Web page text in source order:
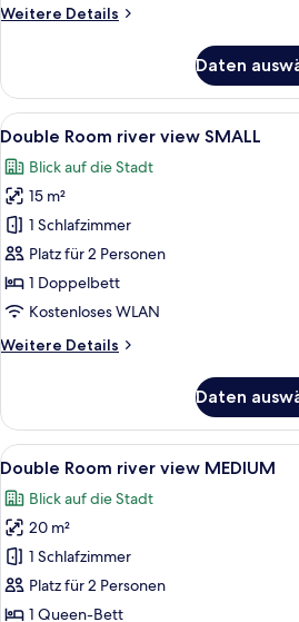
Weitere Details
Weitere
Room
Daten
Alle
Fotos
für
Double
Room
river
view
SMALL
Ein
5
Double Room river view SMALL
Blick auf die Stadt
15 m²
1 Schlafzimmer
Platz für 2 Personen
1 Doppelbett
Kostenloses WLAN
Weitere Details
Weitere
Room
river
view
Daten
Alle
Fotos
für
Double
Room
river
view
Ein
5
Double Room river view MEDIUM
Blick auf die Stadt
20 m²
1 Schlafzimmer
Platz für 2 Personen
1 Queen-Bett